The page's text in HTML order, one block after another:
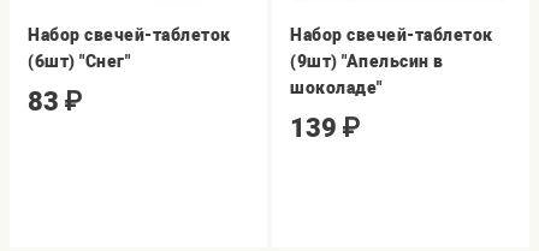
Набор свечей-таблеток
(6шт) "Снег"
83 ₽
Набор свечей-таблеток
(9шт) "Апельсин в
шоколаде"
139 ₽